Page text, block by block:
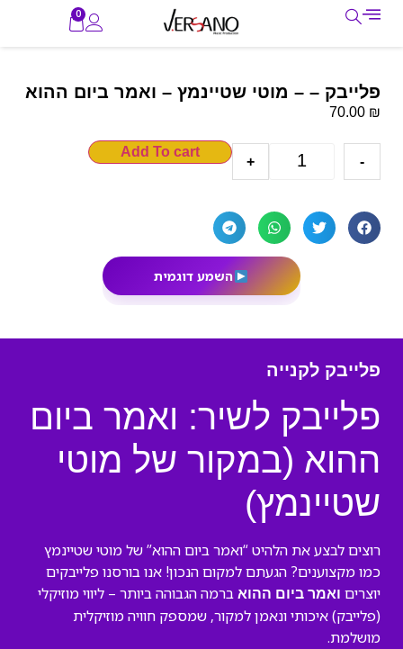
0
פלייבק – – מוטי שטיינמץ – ואמר ביום ההוא
70.00 ₪
-
+
Add To cart
השמע דוגמית
פלייבק לקנייה
פלייבק לשיר: ואמר ביום
ההוא (במקור של מוטי
שטיינמץ)
רוצים לבצע את הלהיט “ואמר ביום ההוא” של מוטי שטיינמץ
כמו מקצוענים? הגעתם למקום הנכון! אנו בורסנו פלייבקים
יוצרים ואמר ביום ההוא ברמה הגבוהה ביותר – ליווי מוזיקלי
(פלייבק) איכותי ונאמן למקור, שמספק חוויה מוזיקלית
מושלמת.